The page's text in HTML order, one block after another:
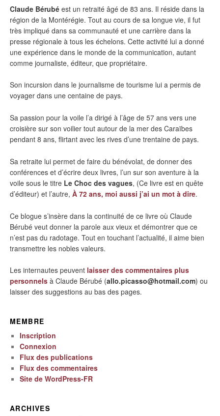
Claude Bérubé est un retraité âgé de 83 ans. Il réside dans la
région de la Montérégie. Tout au cours de sa longue vie, il fut
très impliqué dans sa communauté et une carrière dans la
presse régionale à tous les échelons. Cette activité lui a donné
une expérience dans le monde de la communication, autant
comme journaliste, éditeur, que propriétaire.
Son incursion dans le journalisme de tourisme lui a permis de
voyager dans une centaine de pays.
Sa passion pour la voile l’a dirigé à l’âge de 57 ans vers une
croisière sur son voilier tout autour de la mer des Caraïbes
pendant 8 ans, flirtant avec les rives d’une trentaine de pays.
Sa retraite lui permet de faire du bénévolat, de donner des
conférences et d’écrire deux livres, l’un sur son aventure à la
voile sous le titre Le Choc des vagues, (Ce livre est en quête
d’éditeur) et l’autre, À 72 ans, moi aussi j’ai un mot à dire.
Ce blogue s’insère dans la continuité de ce livre où Claude
Bérubé veut donner la parole aux vieux et démontrer que ce
n’est pas du radotage. Tout en touchant l’actualité, il aime bien
transmettre les nobles valeurs.
Les internautes peuvent laisser des commentaires plus
personnels à Claude Bérubé (allo.picasso@hotmail.com) ou
laisser des suggestions au bas des pages.
MEMBRE
Inscription
Connexion
Flux des publications
Flux des commentaires
Site de WordPress-FR
ARCHIVES